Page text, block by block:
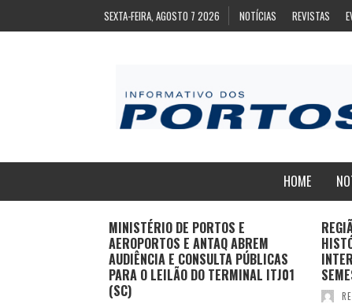
SEXTA-FEIRA, AGOSTO 7 2026 NOTÍCIAS REVISTAS
HOME
MINISTÉRIO DE PORTOS E
AEROPORTOS E ANTAQ ABREM
AUDIÊNCIA E CONSULTA PÚBLICAS
PARA O LEILÃO DO TERMINAL ITJ01
(SC)